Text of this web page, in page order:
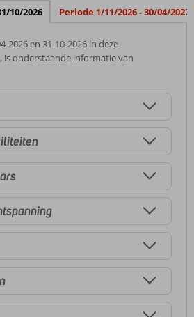
10/2026 Periode 1/11/2026 - 30/04/2027
2026 en 31-10-2026 in deze
onderstaande informatie van